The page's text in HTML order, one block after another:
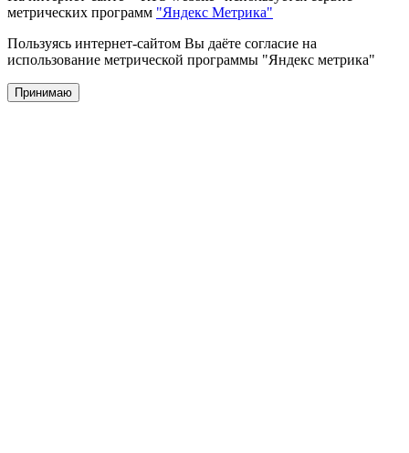
метрических программ "Яндекс Метрика"
Пользуясь интернет-сайтом Вы даёте согласие на
использование метрической программы "Яндекс метрика"
Принимаю